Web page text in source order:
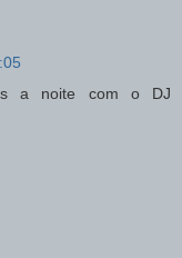
a noite com o DJ